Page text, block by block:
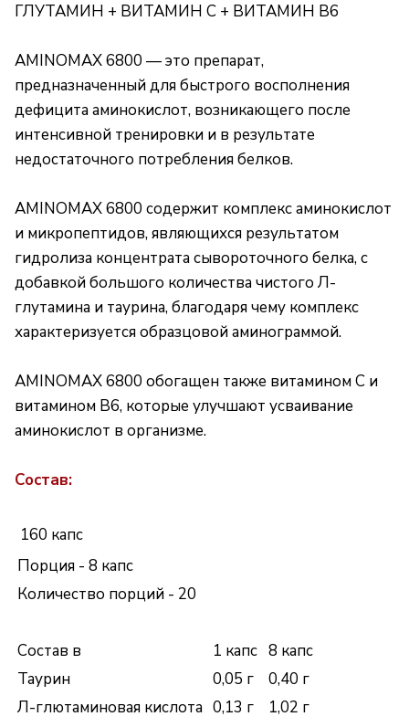
ГЛУТАМИН + ВИТАМИН С + ВИТАМИН B6
AMINOMAX 6800 — это препарат,
предназначенный для быстрого восполнения
дефицита аминокислот, возникающего после
интенсивной тренировки и в результате
недостаточного потребления белков.
AMINOMAX 6800 содержит комплекс аминокислот
и микропептидов, являющихся результатом
гидролиза концентрата сывороточного белка, с
добавкой большого количества чистого Л-
глутамина и таурина, благодаря чему комплекс
характеризуется образцовой аминограммой.
AMINOMAX 6800 обогащен также витамином С и
витамином B6, которые улучшают усваивание
аминокислот в организме.
Состав:
160 капс
Порция - 8 капс
Количество порций - 20
Состав в 1 капс 8 капс
Таурин
0,05 г
0,40 г
Л-глютаминовая кислота 0,13 г
1,02 г